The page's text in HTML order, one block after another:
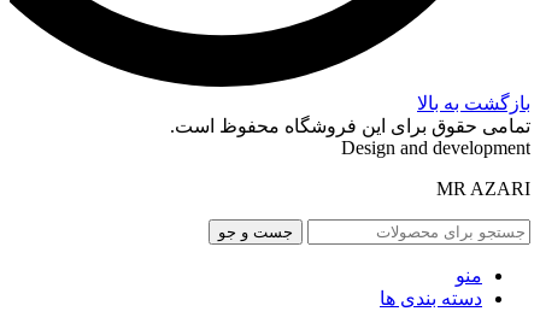
بازگشت به بالا
تمامی حقوق برای این فروشگاه محفوظ است.
Design and development
MR AZARI
جست و جو
منو
دسته بندی ها